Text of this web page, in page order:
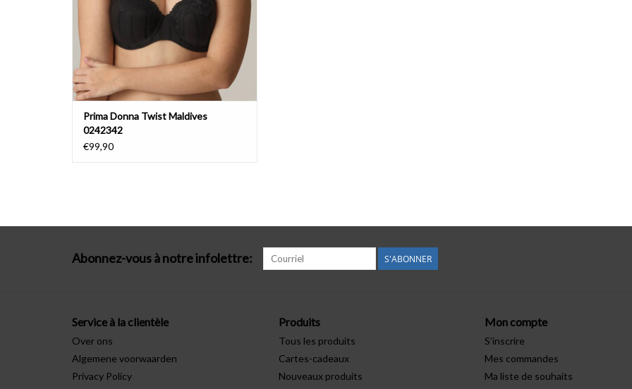
Prima Donna Twist Maldives
0242342
€99,90
Abonnez-vous à notre infolettre: S'ABONNER
Service à la clientèle
Over ons
Algemene voorwaarden
Privacy Policy
Produits
Tous les produits
Cartes-cadeaux
Nouveaux produits
Mon compte
S'inscrire
Mes commandes
Ma liste de souhaits